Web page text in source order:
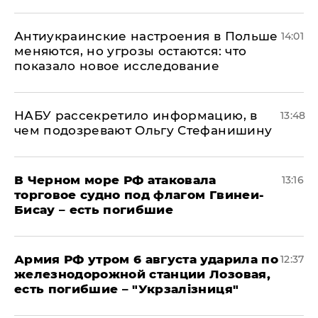
Антиукраинские настроения в Польше
меняются, но угрозы остаются: что
показало новое исследование
14:01
НАБУ рассекретило информацию, в
чем подозревают Ольгу Стефанишину
13:48
В Черном море РФ атаковала
торговое судно под флагом Гвинеи-
Бисау – есть погибшие
13:16
Армия РФ утром 6 августа ударила по
железнодорожной станции Лозовая,
есть погибшие – "Укрзалізниця"
12:37